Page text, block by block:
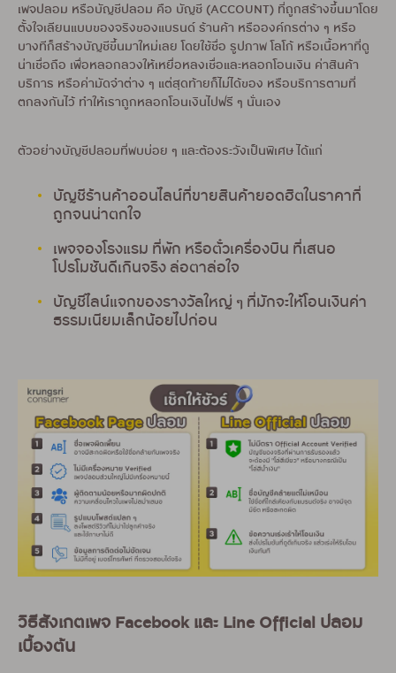
เพจปลอม หรือบัญชีปลอม คือ บัญชี (ACCOUNT) ที่ถูกสร้างขึ้นมาโดย
ตั้งใจเลียนแบบของจริงของแบรนด์ ร้านค้า หรือองค์กรต่าง ๆ หรือ
บางทีก็สร้างบัญชีขึ้นมาใหม่เลย โดยใช้ชื่อ รูปภาพ โลโก้ หรือเนื้อหาที่ดู
น่าเชื่อถือ เพื่อหลอกลวงให้เหยื่อหลงเชื่อและหลอกโอนเงิน ค่าสินค้า
บริการ หรือค่ามัดจำต่าง ๆ แต่สุดท้ายก็ไม่ได้ของ หรือบริการตามที่
ตกลงกันไว้ ทำให้เราถูกหลอกโอนเงินไปฟรี ๆ นั่นเอง
ตัวอย่างบัญชีปลอมที่พบบ่อย ๆ และต้องระวังเป็นพิเศษ ได้แก่
บัญชีร้านค้าออนไลน์ที่ขายสินค้ายอดฮิตในราคาที่
ถูกจนน่าตกใจ
เพจจองโรงแรม ที่พัก หรือตั๋วเครื่องบิน ที่เสนอ
โปรโมชันดีเกินจริง ล่อตาล่อใจ
บัญชีไลน์แจกของรางวัลใหญ่ ๆ ที่มักจะให้โอนเงินค่า
ธรรมเนียมเล็กน้อยไปก่อน
วิธีสังเกตเพจ Facebook และ Line Official ปลอม
เบื้องต้น